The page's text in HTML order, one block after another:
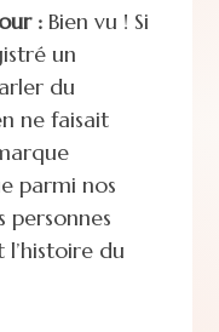
:Bien vu ! Si
un
du
ne faisait
parmi nos
personnes
du